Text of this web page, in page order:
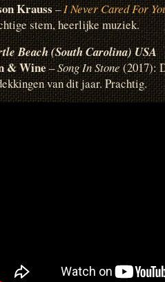
Krauss–I Never Cared For
stem, heerlijke muziek.
Beach (South Carolina) USA
& Wine–Song In Stone(2017):
van dit jaar. Prachtig.